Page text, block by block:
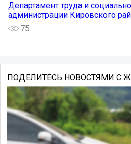
Департамент труда и
администрации Кировского
75
ПОДЕЛИТЕСЬ НОВОСТЯМИ С